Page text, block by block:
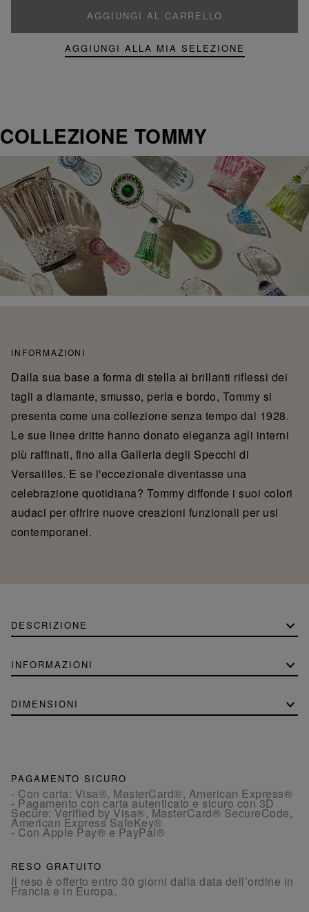
AGGIUNGI AL CARRELLO
AGGIUNGI ALLA MIA SELEZIONE
COLLEZIONE TOMMY
INFORMAZIONI
Dalla sua base a forma di stella ai brillanti riflessi dei
tagli a diamante, smusso, perla e bordo, Tommy si
presenta come una collezione senza tempo dal 1928.
Le sue linee dritte hanno donato eleganza agli interni
più raffinati, fino alla Galleria degli Specchi di
Versailles. E se l'eccezionale diventasse una
celebrazione quotidiana? Tommy diffonde i suoi colori
audaci per offrire nuove creazioni funzionali per usi
contemporanei.
DESCRIZIONE
INFORMAZIONI
DIMENSIONI
PAGAMENTO SICURO
- Con carta: Visa®, MasterCard®, American Express®
- Pagamento con carta autenticato e sicuro con 3D
Secure: Verified by Visa®, MasterCard® SecureCode,
American Express SafeKey®
- Con Apple Pay® e PayPal®
RESO GRATUITO
Il reso è offerto entro 30 giorni dalla data dell’ordine in
Francia e in Europa.